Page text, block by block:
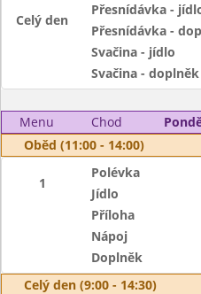
Celý den
Přesnídávka -
Přesnídávka -
Svačina - jídlo
Svačina - doplněk
Menu Chod
Oběd (11:00 - 14:00)
1
Polévka
Jídlo
Příloha
Nápoj
Doplněk
Celý den (9:00 - 14:30)